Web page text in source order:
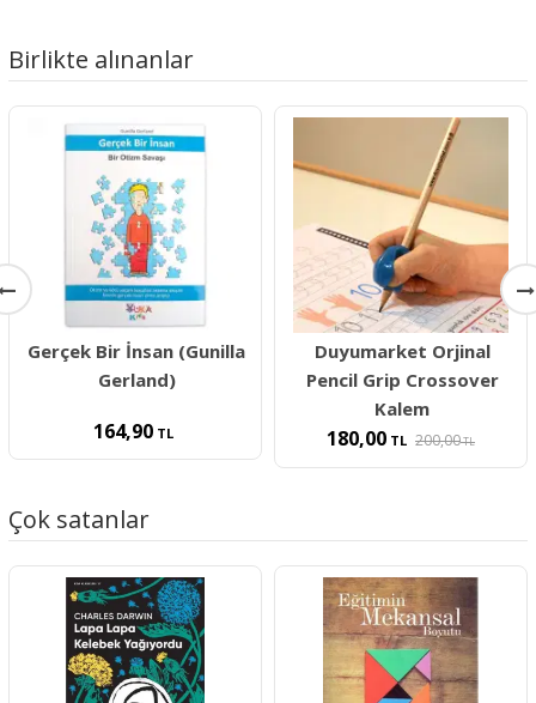
Birlikte alınanlar
Gerçek Bir İnsan (Gunilla
Gerland)
164,90 TL
Duyumarket Orjinal
Pencil Grip Crossover
Kalem
180,00 TL 200,00TL
Çok satanlar